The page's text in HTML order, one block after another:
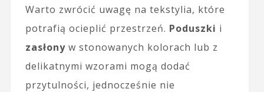
Warto zwrócić uwagę na tekstylia, które
potrafią ocieplić przestrzeń. Poduszki i
zasłonyw stonowanych kolorach lub z
delikatnymi wzorami mogą dodać
przytulności, jednocześnie nie